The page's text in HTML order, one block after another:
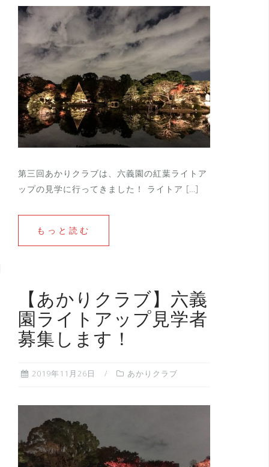
第三回あかりクラブは、六義園の紅葉ライトア
ップの見学に行ってきました！ ライトア […]
もっと読む
【あかりクラブ】六義
園ライトアップ見学者
募集します！
2019年11月26日 あかりクラブ